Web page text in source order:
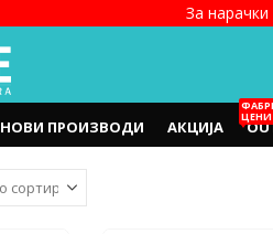
За
НОВИ ПРОИЗВОДИ АКЦИЈА
ЦЕНИ